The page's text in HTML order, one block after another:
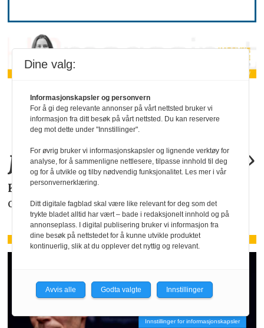
«KI-bruken kan
allerede by på
juridiskeproblemer .»
KAROLINE SCHEIDE
oppmerksom på de faktiske forholdene.
Innstillinger for informasjonskapsler
Dine valg:
Informasjonskapsler og personvern
For å gi deg relevante annonser på vårt nettsted bruker vi
informasjon fra ditt besøk på vårt nettsted. Du kan reservere
deg mot dette under "Innstillinger".
For øvrig bruker vi informasjonskapsler og lignende verktøy for
analyse, for å sammenligne nettlesere, tilpasse innhold til deg
og for å utvikle og tilby nødvendig funksjonalitet. Les mer i vår
personvernerklæring.
Ditt digitale fagblad skal være like relevant for deg som det
trykte bladet alltid har vært – bade i redaksjonelt innhold og på
annonseplass. I digital publisering bruker vi informasjon fra
dine besøk på nettstedet for å kunne utvikle produktet
kontinuerlig, slik at du opplever det nyttig og relevant.
Avvis alle Godta valgte Innstillinger